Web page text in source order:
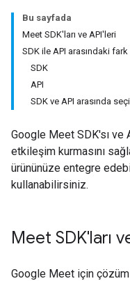
Bu sayfada
Meet SDK'ları ve API'leri
SDK ile API arasındaki
SDK
API
SDK ve API arasında
Google Meet SDK'sı
etkileşim kurmasını
ürününüze entegre
kullanabilirsiniz.
Meet SDK'ları
Google Meet için